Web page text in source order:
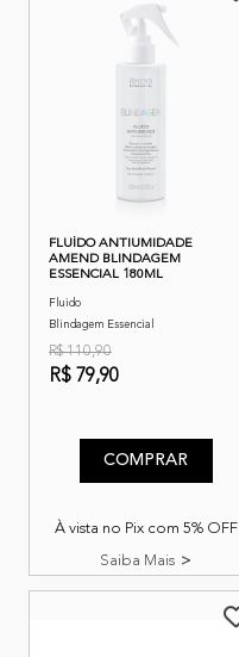
FLUÍDO ANTIUMIDADE
AMEND BLINDAGEM
ESSENCIAL 180ML
Fluido
Blindagem Essencial
R$ 110,90
R$ 79,90
COMPRAR
À vista no Pix com 5% OFF
Saiba Mais